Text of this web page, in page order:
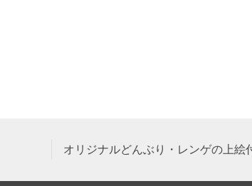
オリジナルどんぶり・レンゲの上絵